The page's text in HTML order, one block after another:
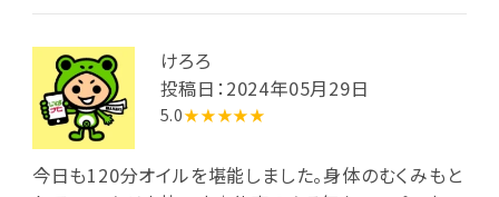
けろろ
投稿日：2024年05月29日
5.0★★★★★
今日も120分オイルを堪能しました。身体のむくみもと